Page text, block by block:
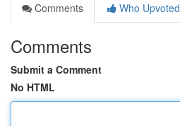
Comments
Who Upvoted
Comments
Submit a Comment
No HTML